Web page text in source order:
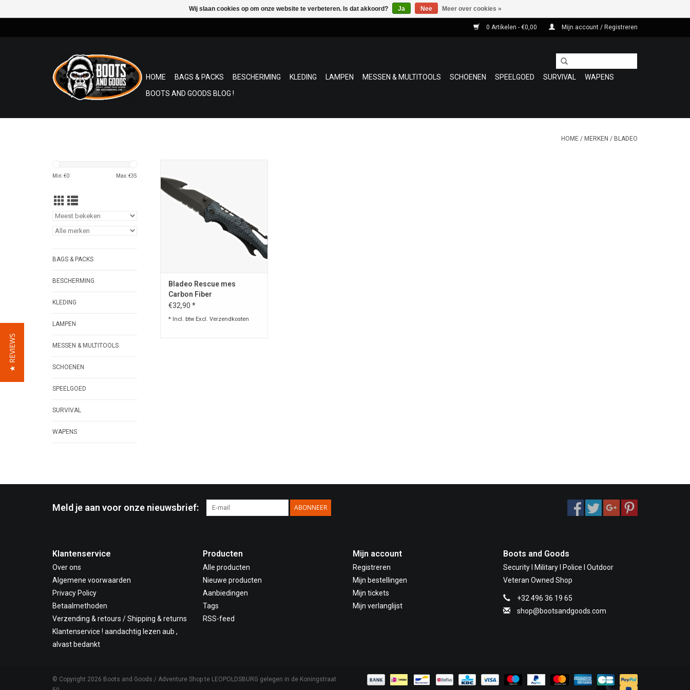
0 Artikelen - €0,00 Mijn account / Registreren
HOME BAGS & PACKS BESCHERMING KLEDING LAMPEN MESSEN & MULTITOOLS SCHOENEN SPEELGOED SURVIVAL
WAPENS
BOOTS AND GOODS BLOG !
HOME / MERKEN / BLADEO
Min: €0 Max: €35
BAGS & PACKS
BESCHERMING
KLEDING
LAMPEN
MESSEN & MULTITOOLS
SCHOENEN
SPEELGOED
SURVIVAL
WAPENS
Roestvrij staal 420
Afmetingen L 11,9 W 4 H 2 cm
Gewicht 148 g
Halfgekarteld mes
TOEVOEGEN AAN WINKELWAGEN
Bladeo Rescue mes
Carbon Fiber
€32,90 *
* Incl. btw Excl. Verzendkosten
Meld je aan voor onze nieuwsbrief: ABONNEER
Klantenservice
Over ons
Algemene voorwaarden
Privacy Policy
Betaalmethoden
Verzending & retours / Shipping & returns
Klantenservice ! aandachtig lezen aub ,
alvast bedankt
Producten
Alle producten
Nieuwe producten
Aanbiedingen
Tags
RSS-feed
Mijn account
Registreren
Mijn bestellingen
Mijn tickets
Mijn verlanglijst
Boots and Goods
Security I Military I Police I Outdoor
Veteran Owned Shop
+32 496 36 19 65
shop@bootsandgoods.com
© Copyright 2026 Boots and Goods / Adventure Shop te LEOPOLDSBURG gelegen in de Koningstraat
Wij slaan cookies op om onze website te verbeteren. Is dat akkoord? Ja Nee Meer over cookies »
★ REVIEWS